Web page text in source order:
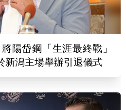
陽岱鋼「生涯最終戰」
新潟主場舉辦引退儀式